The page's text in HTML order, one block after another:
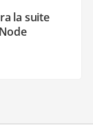
la suite